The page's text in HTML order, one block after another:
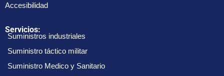
Accesibilidad
Servicios:
Suministros industriales
Suministro táctico militar
Suministro Medico y Sanitario